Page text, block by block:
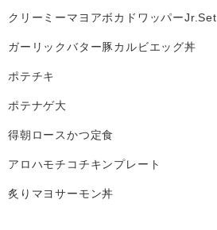
クリーミーマヨアボカドワッパーJr.Set
ガーリックバター豚カルビエッグ丼
ポテチキ
ポテナゲ大
得朝ロースかつ定食
アロハモチコチキンプレート
炙りマヨサーモン丼